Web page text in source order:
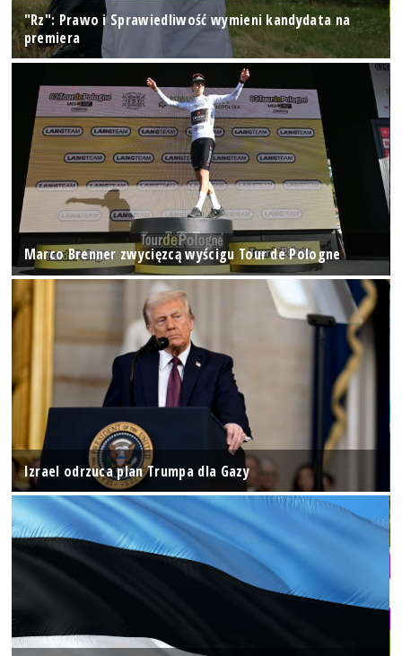
"Rz": Prawo i Sprawiedliwość wymieni kandydata na
premiera
Marco Brenner zwycięzcą wyścigu Tour de Pologne
Izrael odrzuca plan Trumpa dla Gazy